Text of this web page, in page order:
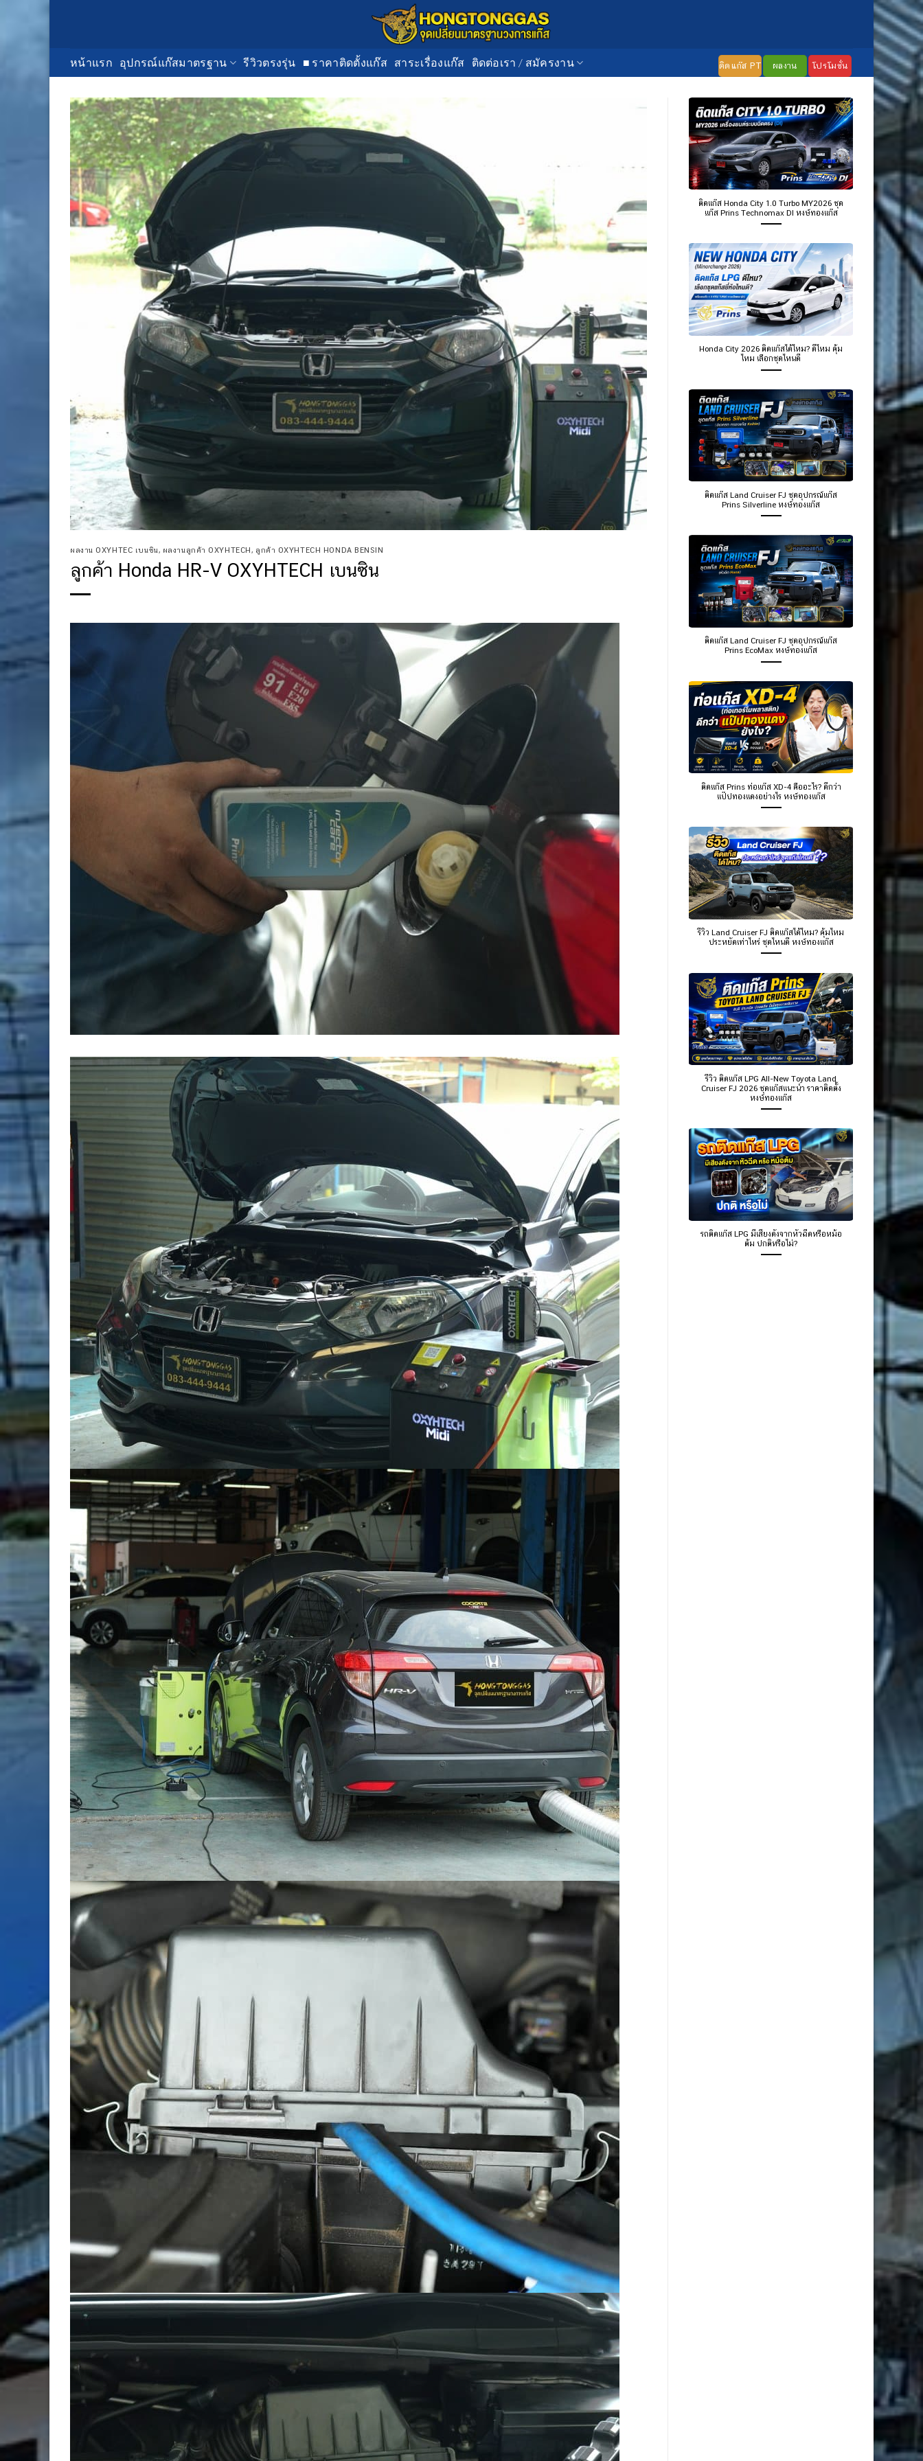
หน้าแรก
อุปกรณ์แก๊สมาตรฐาน รีวิวตรงรุ่น ■ ราคาติดตั้งแก๊ส สาระเรื่องแก๊ส ติดต่อเรา / สมัครงาน ติดแก๊ส PT ผลงาน โปรโมชั่น
ผลงาน OXYHTEC เบนซิน, ผลงานลูกค้า OXYHTECH, ลูกค้า OXYHTECH HONDA BENSIN
ลูกค้า Honda HR-V OXYHTECH เบนซิน
ติดแก๊ส Honda City 1.0 Turbo MY2026 ชุด
แก๊ส Prins Technomax DI หงษ์ทองแก๊ส
Honda City 2026 ติดแก๊สได้ไหม? ดีไหม คุ้ม
ไหม เลือกชุดไหนดี
ติดแก๊ส Land Cruiser FJ ชุดอุปกรณ์แก๊ส
Prins Silverline หงษ์ทองแก๊ส
ติดแก๊ส Land Cruiser FJ ชุดอุปกรณ์แก๊ส
Prins EcoMax หงษ์ทองแก๊ส
ติดแก๊ส Prins ท่อแก๊ส XD-4 คืออะไร? ดีกว่า
แป๊ปทองแดงอย่างไร หงษ์ทองแก๊ส
รีวิว Land Cruiser FJ ติดแก๊สได้ไหม? คุ้มไหม
ประหยัดเท่าไหร่ ชุดไหนดี หงษ์ทองแก๊ส
รีวิว ติดแก๊ส LPG All-New Toyota Land
Cruiser FJ 2026 ชุดแก๊สแนะนำ ราคาติดตั้ง
หงษ์ทองแก๊ส
รถติดแก๊ส LPG มีเสียงดังจากหัวฉีดหรือหม้อ
ต้ม ปกติหรือไม่?